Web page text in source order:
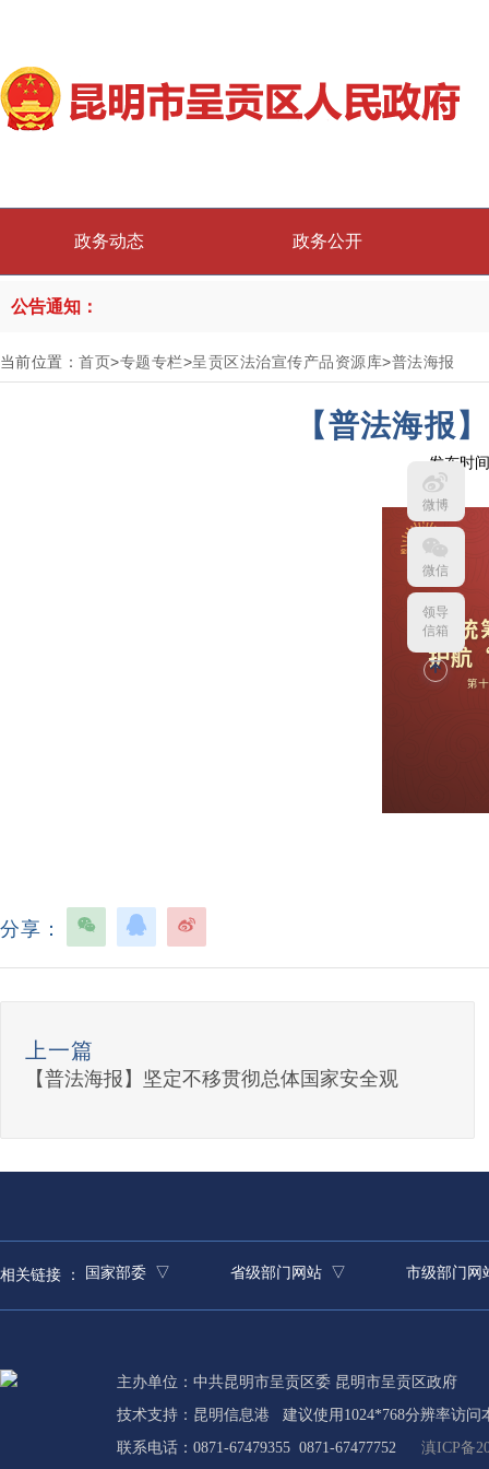
政务动态 政务公开
公告通知：
微博
微信
领导
信箱
当前位置：首页>专题专栏>呈贡区法治宣传产品资源库>普法海报
【普法海报
发布时
分享：
上一篇
【普法海报】坚定不移贯彻总体国家安全观
相关链接 ： 国家部委 ▽ 省级部门网站 ▽ 市级部门
主办单位：中共昆明市呈贡区委 昆明市呈贡区政府
技术支持： 昆明信息港 建议使用1024*768分辨率访问
联系电话：0871-67479355 0871-67477752
滇ICP备